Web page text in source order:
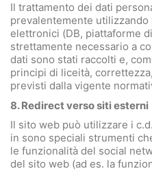
Il trattamento dei dati
prevalentemente
elettronici (DB, piattaforme
strettamente necessario a
dati sono stati raccolti e,
principi di liceità,
previsti dalla vigente
8. Redirect verso siti esterni
Il sito web può utilizzare i
in sono speciali strumenti
le funzionalità del social
del sito web (ad es. la